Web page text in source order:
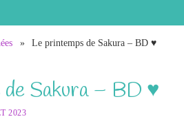
» Le printemps de Sakura – BD ♥
de Sakura – BD ♥
2023